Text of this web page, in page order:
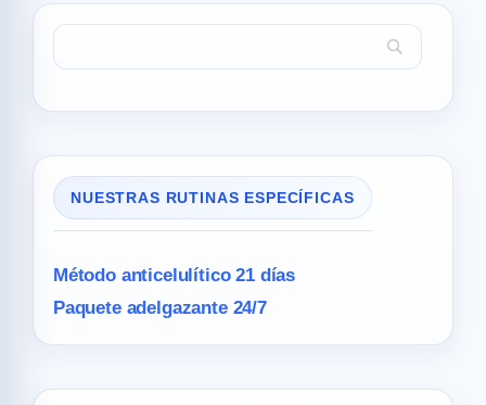
NUESTRAS RUTINAS ESPECÍFICAS
Método anticelulítico 21 días
Paquete adelgazante 24/7